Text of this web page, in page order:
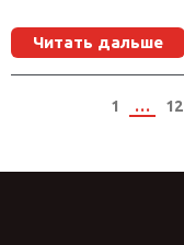
Читать дальше
1 … 12